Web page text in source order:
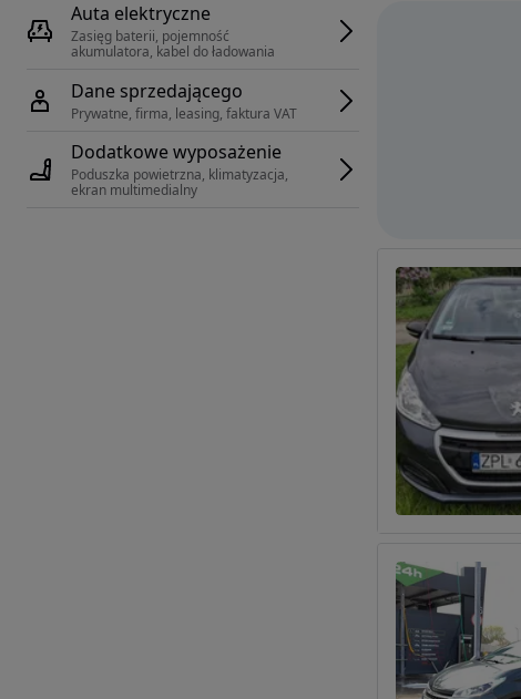
Auta elektryczne
Zasięg baterii, pojemność
akumulatora, kabel do ładowania
Dane sprzedającego
Prywatne, firma, leasing, faktura VAT
Dodatkowe wyposażenie
Poduszka powietrzna, klimatyzacja,
ekran multimedialny